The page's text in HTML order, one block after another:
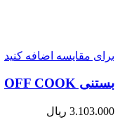
برای مقایسه اضافه کنید
بستنی OFF COOK
3.103.000 ریال